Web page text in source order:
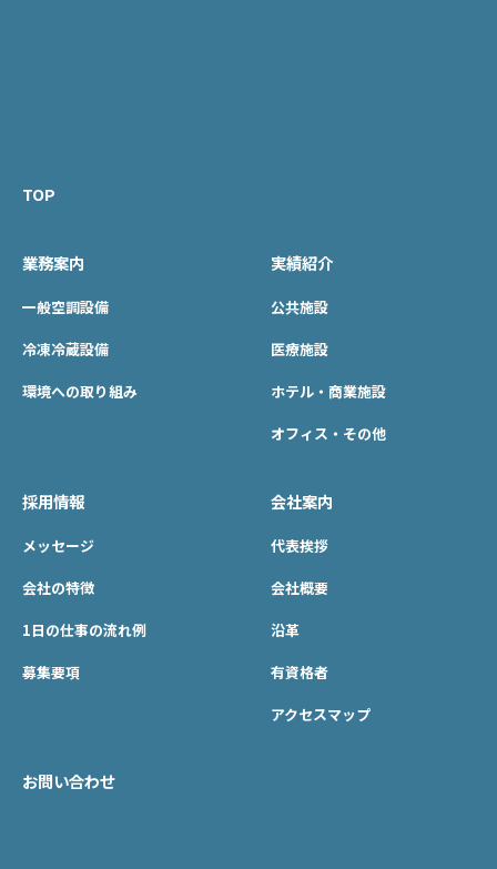
TOP
業務案内
一般空調設備
冷凍冷蔵設備
環境への取り組み
実績紹介
公共施設
医療施設
ホテル・商業施設
オフィス・その他
採用情報
メッセージ
会社の特徴
1日の仕事の流れ例
募集要項
会社案内
代表挨拶
会社概要
沿革
有資格者
アクセスマップ
お問い合わせ